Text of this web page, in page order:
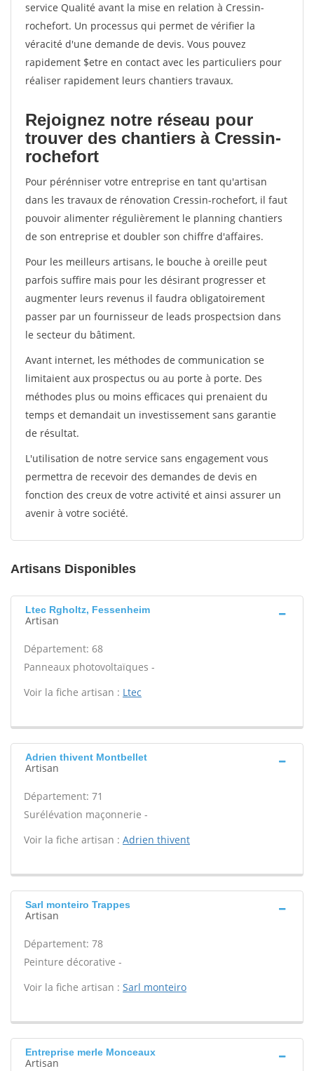
service Qualité avant la mise en relation à Cressin-
rochefort. Un processus qui permet de vérifier la
véracité d'une demande de devis. Vous pouvez
rapidement $etre en contact avec les particuliers pour
réaliser rapidement leurs chantiers travaux.
Rejoignez notre réseau pour
trouver des chantiers à Cressin-
rochefort
Pour pérénniser votre entreprise en tant qu'artisan
dans les travaux de rénovation Cressin-rochefort, il faut
pouvoir alimenter régulièrement le planning chantiers
de son entreprise et doubler son chiffre d'affaires.
Pour les meilleurs artisans, le bouche à oreille peut
parfois suffire mais pour les désirant progresser et
augmenter leurs revenus il faudra obligatoirement
passer par un fournisseur de leads prospectsion dans
le secteur du bâtiment.
Avant internet, les méthodes de communication se
limitaient aux prospectus ou au porte à porte. Des
méthodes plus ou moins efficaces qui prenaient du
temps et demandait un investissement sans garantie
de résultat.
L'utilisation de notre service sans engagement vous
permettra de recevoir des demandes de devis en
fonction des creux de votre activité et ainsi assurer un
avenir à votre société.
Artisans Disponibles
Ltec Rgholtz, Fessenheim
Artisan
Département: 68
Panneaux photovoltaïques -
Voir la fiche artisan : Ltec
Adrien thivent Montbellet
Artisan
Département: 71
Surélévation maçonnerie -
Voir la fiche artisan : Adrien thivent
Sarl monteiro Trappes
Artisan
Département: 78
Peinture décorative -
Voir la fiche artisan : Sarl monteiro
Entreprise merle Monceaux
Artisan